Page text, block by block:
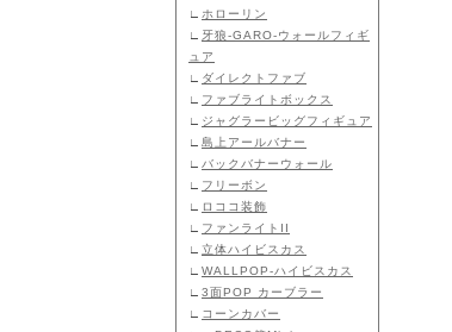
∟ ホローリン
∟ 牙狼-GARO-ウォールフィギ
ュア
∟ ダイレクトファブ
∟ ファブライトボックス
∟ ジャグラービッグフィギュア
∟ 島上アールバナー
∟ バックバナーウォール
∟ フリーボン
∟
ロココ装飾
∟ ファンライトII
∟ 立体ハイビスカス
∟ WALLPOP-ハイビスカス
∟ 3面POP カーブラー
∟ コーンカバー